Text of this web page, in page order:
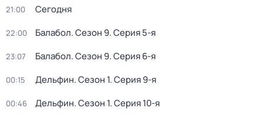
21:00 Сегодня
22:00 Балабол. Сезон 9. Серия 5-я
23:07 Балабол. Сезон 9. Серия 6-я
00:15 Дельфин. Сезон 1. Серия 9-я
00:46 Дельфин. Сезон 1. Серия 10-я